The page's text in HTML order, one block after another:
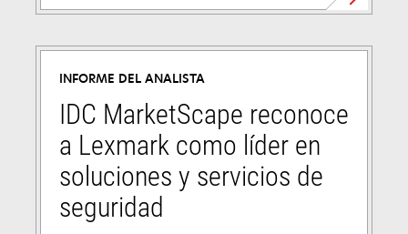
INFORME DEL ANALISTA
IDC MarketScape reconoce
a Lexmark como líder en
soluciones y servicios de
seguridad